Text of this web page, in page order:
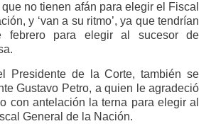
no tienen afán para elegir el Fiscal
y ‘van a su ritmo’, ya que tendrían
febrero para elegir al sucesor de
Presidente de la Corte, también se
Gustavo Petro, a quien le agradeció
con antelación la terna para elegir al
General de la Nación.